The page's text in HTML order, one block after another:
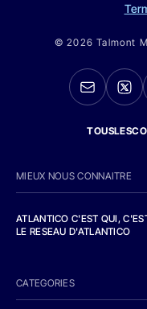
© 2026 Talmont
MIEUX NOUS CONNAITRE
ATLANTICO C'EST QUI,
LE RESEAU D'ATLANTICO
CATEGORIES